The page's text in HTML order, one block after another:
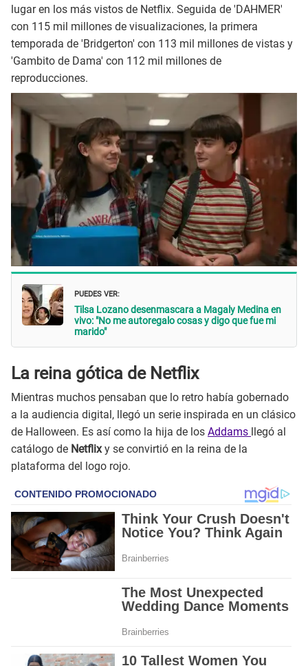
lugar en los más vistos de Netflix. Seguida de 'DAHMER'
con 115 mil millones de visualizaciones, la primera
temporada de 'Bridgerton' con 113 mil millones de vistas y
'Gambito de Dama' con 112 mil millones de
reproducciones.
PUEDES VER:
Tilsa Lozano desenmascara a Magaly Medina en
vivo: "No me autoregalo cosas y digo que fue mi
marido"
La reina gótica de Netflix
Mientras muchos pensaban que lo retro había gobernado
a la audiencia digital, llegó un serie inspirada en un clásico
de Halloween. Es así como la hija de los Addams llegó al
catálogo de Netflixy se convirtió en la reina de la
plataforma del logo rojo.